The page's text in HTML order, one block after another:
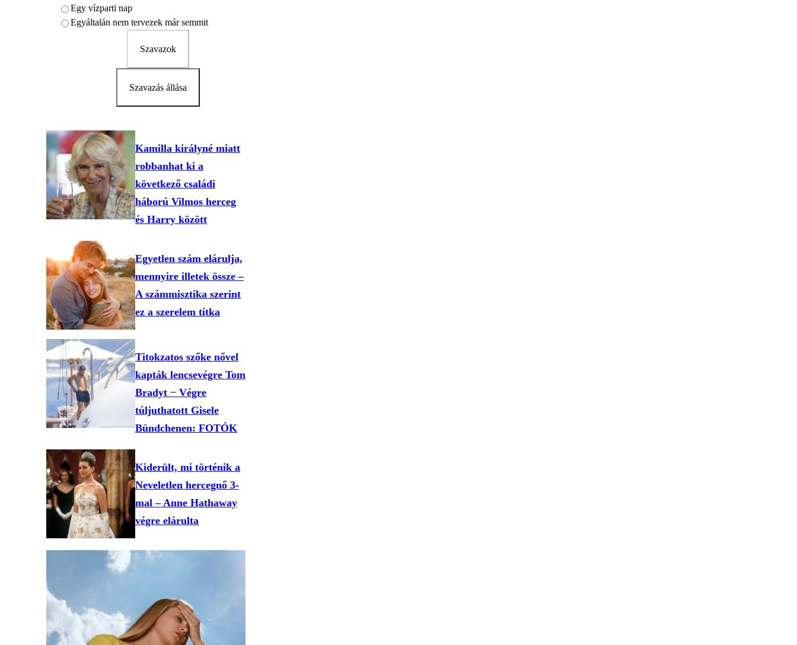
Egy vízparti nap
Egyáltalán nem tervezek már semmit
Szavazok
Szavazás állása
Kamilla királyné miatt
robbanhat ki a
következő családi
háború Vilmos herceg
és Harry között
Egyetlen szám elárulja,
mennyire illetek össze –
A számmisztika szerint
ez a szerelem titka
Titokzatos szőke nővel
kapták lencsevégre Tom
Bradyt − Végre
túljuthatott Gisele
Bündchenen: FOTÓK
Kiderült, mi történik a
Neveletlen hercegnő 3-
mal – Anne Hathaway
végre elárulta